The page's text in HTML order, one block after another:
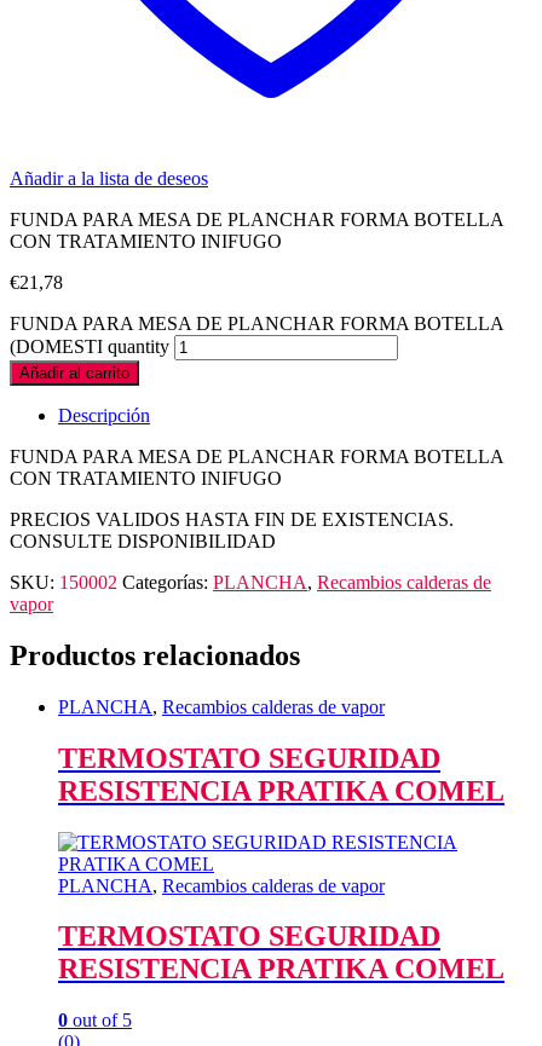
Añadir a la lista de deseos
FUNDA PARA MESA DE PLANCHAR FORMA BOTELLA
CON TRATAMIENTO INIFUGO
€21,78
FUNDA PARA MESA DE PLANCHAR FORMA BOTELLA
(DOMESTI quantity
Añadir al carrito
Descripción
FUNDA PARA MESA DE PLANCHAR FORMA BOTELLA
CON TRATAMIENTO INIFUGO
PRECIOS VALIDOS HASTA FIN DE EXISTENCIAS.
CONSULTE DISPONIBILIDAD
SKU: 150002 Categorías: PLANCHA, Recambios calderas de
vapor
Productos relacionados
PLANCHA, Recambios calderas de vapor
TERMOSTATO SEGURIDAD
RESISTENCIA PRATIKA COMEL
PLANCHA, Recambios calderas de vapor
TERMOSTATO SEGURIDAD
RESISTENCIA PRATIKA COMEL
0 out of 5